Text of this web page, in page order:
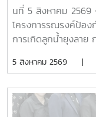
นที่ 5 สิงหาคม
โครงการรณรงค์ป้อง
การเกิดลูกน้ำยุงลาย
นักศึกษาจิตอาสา ร่วม
มหาวิทยาลัยแม่โจ้ ทั้ง
กองกายภาพและสิ่งแว
5 สิงหาคม 2569 |